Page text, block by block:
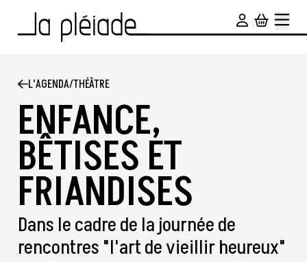
L'AGENDA/THÉÂTRE
ENFANCE,
BÊTISES ET
FRIANDISES
Dans le cadre de la journée de
rencontres "l'art de vieillir heureux"